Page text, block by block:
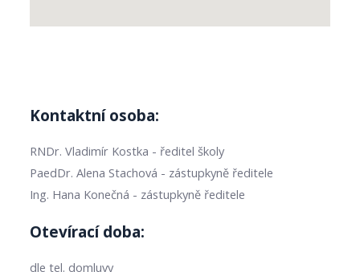
Kontaktní osoba:
RNDr. Vladimír Kostka - ředitel školy
PaedDr. Alena Stachová - zástupkyně ředitele
Ing. Hana Konečná - zástupkyně ředitele
Otevírací doba:
dle tel. domluvy